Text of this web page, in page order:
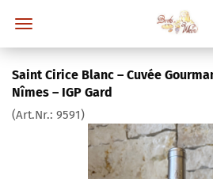
Saint Cirice Blanc – Cuvée
Nîmes – IGP Gard
(Art.Nr.: 9591)